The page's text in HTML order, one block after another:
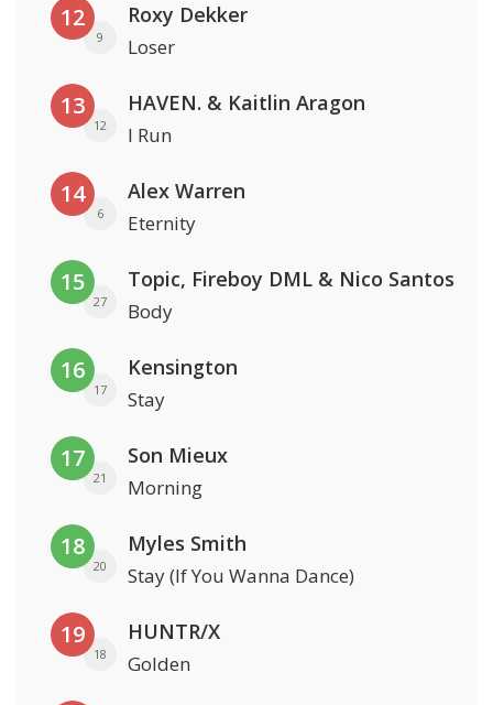
12
9
Roxy Dekker
Loser
13
12
HAVEN. & Kaitlin Aragon
I Run
14
6
Alex Warren
Eternity
15
27
Topic, Fireboy DML & Nico Santos
Body
16
17
Kensington
Stay
17
21
Son Mieux
Morning
18
20
Myles Smith
Stay (If You Wanna Dance)
19
18
HUNTR/X
Golden